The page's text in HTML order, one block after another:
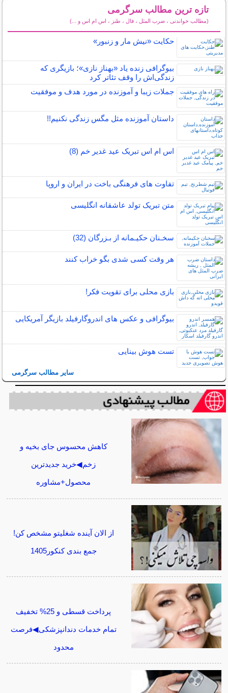
تازه ترین مطالب سرگرمی
(مطالب خواندنی ، ضرب المثل ، فال ، طنز ، اس ام اس و ...)
حکایت «نیش مار و زنبور»
بیوگرافی زنده یاد «بهناز نازی»؛ بازیگری که
زندگی‌اش را وقف تئاتر کرد
جملات زیبا و آموزنده در مورد هدف و موفقیت
داستان آموزنده مثل مگس زندگی نکنیم!!
اس ام اس تبریک عید غدیر خم (8)
تفاوت های فرهنگی باخت در ایران و اروپا
متن تبریک تولد عاشقانه انگلیسی
سخـنان حکیـمانه از بـزرگان (32)
هر وقت کسی شدی بگو خراب کنند
بازی محلی برای تقویت فکر!
بیوگرافی و عکس های اندروگارفیلد بازیگر آمریکایی
تست هوش بینایی
سایر مطالب سرگرمی
کاهش محسوس جای بخیه و
زخم◀خرید جدیدترین
محصول+مشاوره
از الان آینده شغلیتو مشخص کن!
جمع بندی کنکور1405
پرداخت قسطی و 25% تخفیف
تمام خدمات دندانپزشکی◀فرصت
محدود